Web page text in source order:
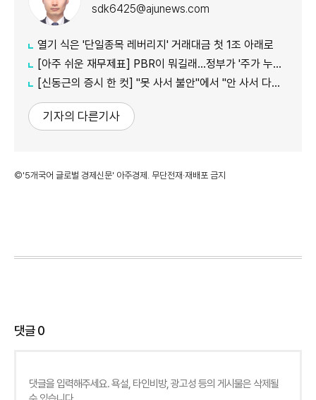
sdk6425@ajunews.com
열기 식은 '단일종목 레버리지' 거래대금 첫 1조 아래로
[아주 쉬운 재무제표] PBR이 뭐길래…정부가 '주가 누르기'에 칼 빼든 이유
[신동근의 증시 한 컷] "못 사서 불안"에서 "안 사서 다행"으로…증시 덮친 '조모'
기자의 다른기사
©'5개국어 글로벌 경제신문' 아주경제. 무단전재·재배포 금지
댓글0